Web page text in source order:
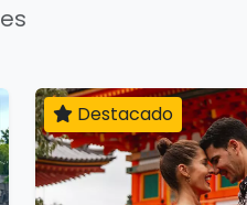
Destacado